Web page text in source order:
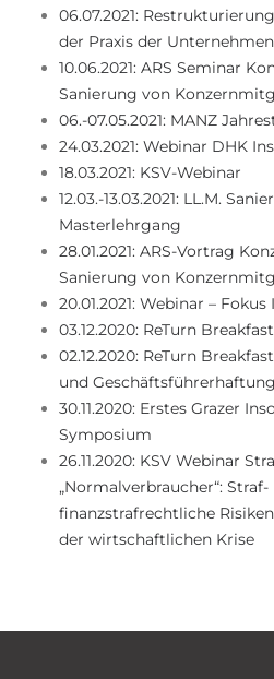
06.07.2021:
der Praxis der
10.06.2021: ARS Seminar
Sanierung von
06.-07.05.2021: MANZ
24.03.2021: Webinar DHK
18.03.2021: KSV-Webinar
12.03.-13.03.2021: LL.M.
Masterlehrgang
28.01.2021: ARS-Vortrag
Sanierung von
20.01.2021: Webinar –
03.12.2020: ReTurn
02.12.2020: ReTurn
und Geschäftsführerhaftung
30.11.2020: Erstes Grazer
Symposium
26.11.2020: KSV Webinar
„Normalverbraucher“: Straf-
finanzstrafrechtliche
der wirtschaftlichen Krise